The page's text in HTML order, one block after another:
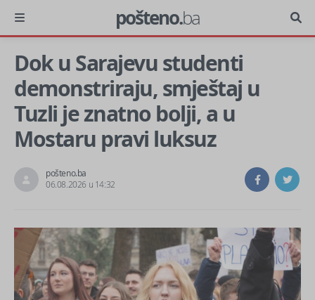
pošteno.ba
Dok u Sarajevu studenti
demonstriraju, smještaj u
Tuzli je znatno bolji, a u
Mostaru pravi luksuz
pošteno.ba
06.08.2026 u 14:32